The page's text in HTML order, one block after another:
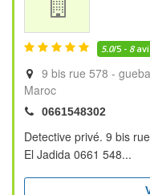
5.0/5 - 8
9 bis rue 578 -
Maroc
0661548302
Detective privé. 9 bis
El Jadida 0661 548...